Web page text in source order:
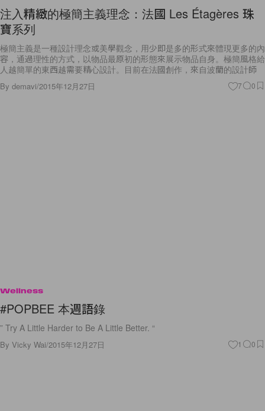
注入精緻的極簡主義理念：法國 Les Étagères 珠
寶系列
極簡主義是一種設計理念或美學觀念，用少即是多的形式來體現更多的內
容，通過理性的方式，以物品最原初的形態來展示物品自身。極簡風格給
人越簡單的東西越需要精心設計。目前在法國創作，來自波蘭的設計師
By demavi/2015年12月27日 7 0
Wellness
#POPBEE 本週語錄
” Try A Little Harder to Be A Little Better. “
By Vicky Wai/2015年12月27日 1 0